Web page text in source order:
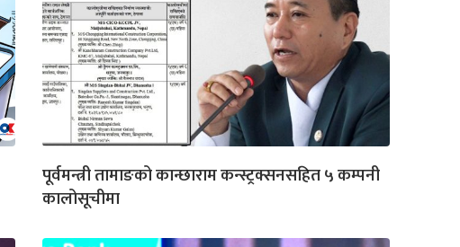
पूर्वमन्त्री तामाङको कान्छाराम कन्स्ट्रक्सनसहित ५ कम्पनी
कालोसूचीमा